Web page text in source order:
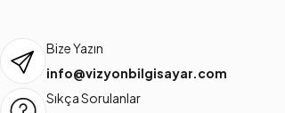
Bize Yazın
info@vizyonbilgisayar.com
Sıkça Sorulanlar